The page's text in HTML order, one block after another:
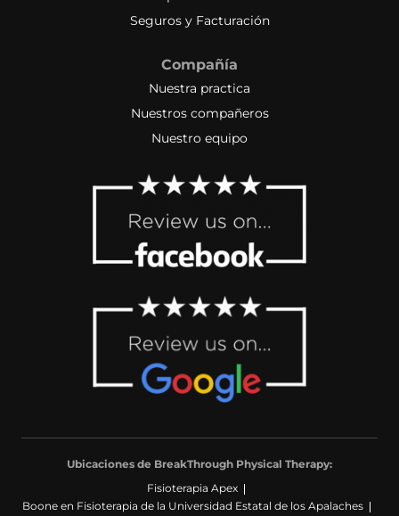
Seguros y Facturación
Compañía
Nuestra practica
Nuestros compañeros
Nuestro equipo
Ubicaciones de BreakThrough Physical Therapy:
Fisioterapia Apex
Boone en Fisioterapia de la Universidad Estatal de los Apalaches